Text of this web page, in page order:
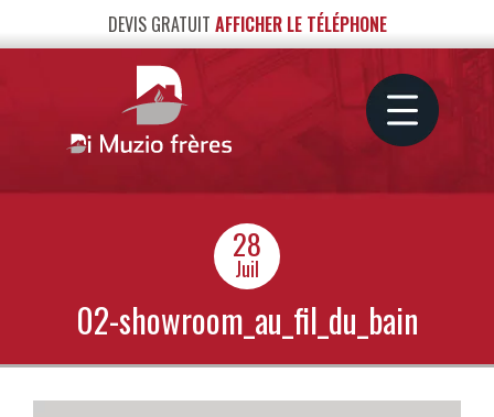
DEVIS GRATUIT AFFICHER LE TÉLÉPHONE
28
Juil
02-showroom_au_fil_du_bain